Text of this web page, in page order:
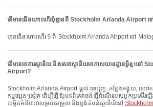
តើមានជើងហោះហើរប៉ុន្មានពី Stockholm Arlanda Airport
មានជើងហោះហើរ 9 ពី Stockholm Arlanda Airport ទៅ
តើមានអាគារស្ថានីយ និងសេវាស្ថានីយអាកាសយានដ្ឋានអ្វីខ្លះនៅ
Airport?
Stockholm Arlanda Airport ផ្តល់ រទេះរុញ, កន្លែងអង្គុយ, សេវាកម្មប្តូររូបិយប័ណ្ណ និងសេវា
កម្មផ្សេងៗទៀត ដើម្បីធ្វើឱ្យបទពិសោធន៍ធ្វើដំណើររបស់អ្នកប្រសើរ
លម្អិតអំពីសេវាសម្របសម្រួល និងប្លង់តំបន់ស្ថានីយ៍នៅ